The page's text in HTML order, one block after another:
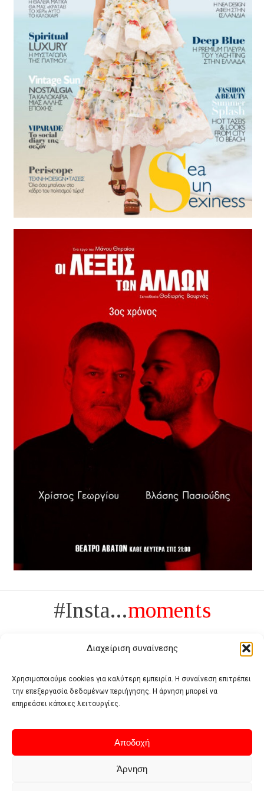
Διαχείριση συναίνεσης
Χρησιμοποιούμε cookies για καλύτερη εμπειρία. Η συναίνεση επιτρέπει
την επεξεργασία δεδομένων περιήγησης. Η άρνηση μπορεί να
επηρεάσει κάποιες λειτουργίες.
Αποδοχή
Άρνηση
#Insta...moments
Πολυτέλεια δεν είναι το αντίθετο της ανέχειας, είναι το αντίθετο της